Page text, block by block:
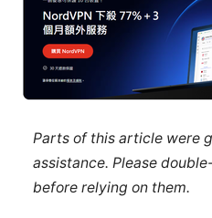
Parts of this article were
assistance. Please
before relying on them.